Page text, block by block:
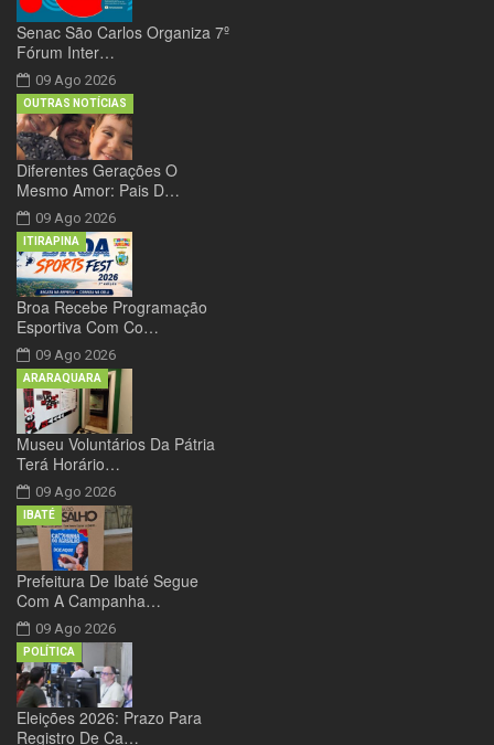
Senac São Carlos Organiza 7º
Fórum Inter…
09 Ago 2026
Diferentes Gerações O
Mesmo Amor: Pais D…
09 Ago 2026
OUTRAS NOTÍCIAS
Broa Recebe Programação
Esportiva Com Co…
09 Ago 2026
ITIRAPINA
Museu Voluntários Da Pátria
Terá Horário…
09 Ago 2026
ARARAQUARA
Prefeitura De Ibaté Segue
Com A Campanha…
09 Ago 2026
IBATÉ
Eleições 2026: Prazo Para
Registro De Ca…
POLÍTICA